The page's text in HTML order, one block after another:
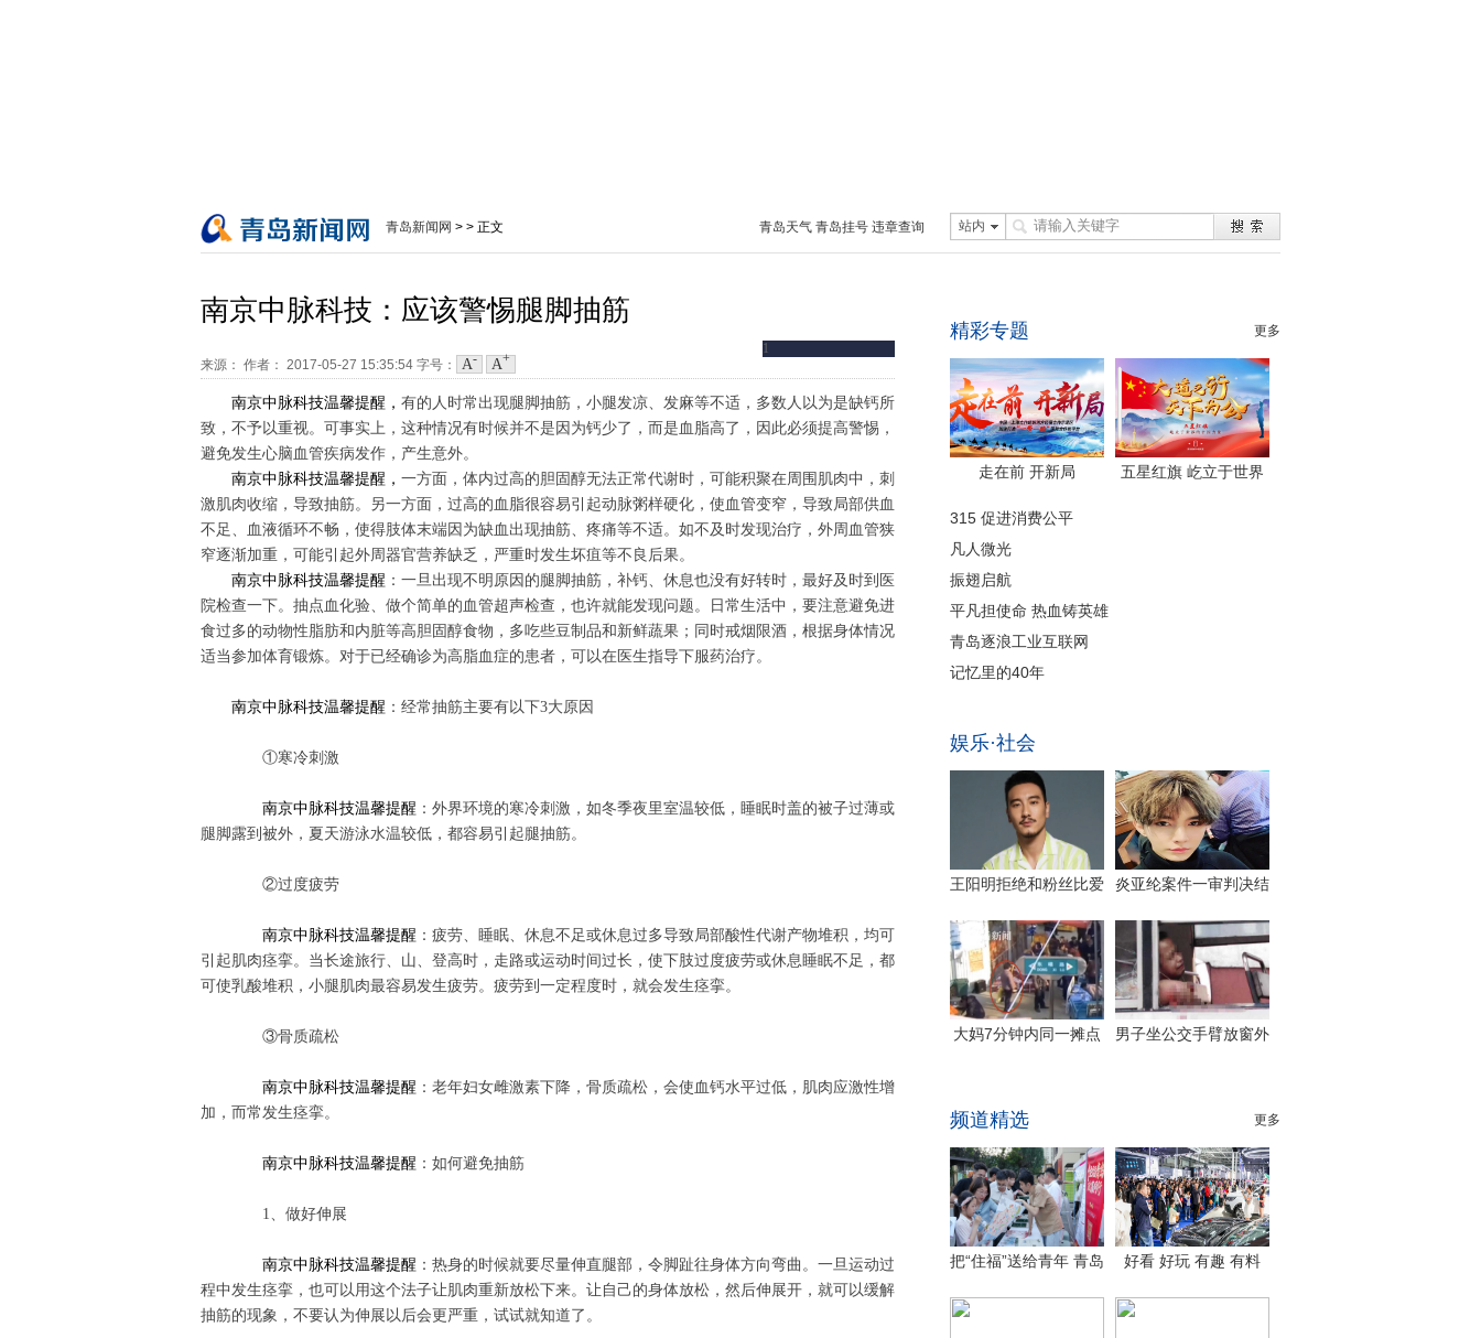
站内
青岛天气 青岛挂号 违章查询
青岛新闻网 > > 正文
南京中脉科技：应该警惕腿脚抽筋
来源： 作者： 2017-05-27 15:35:54 字号： A- A+
南京中脉科技温馨提醒， 有的人时常出现腿脚抽筋，小腿发凉、发麻等不适，多数人以为是缺钙所
致，不予以重视。可事实上，这种情况有时候并不是因为钙少了，而是血脂高了，因此必须提高警惕，
避免发生心脑血管疾病发作，产生意外。
南京中脉科技温馨提醒， 一方面，体内过高的胆固醇无法正常代谢时，可能积聚在周围肌肉中，刺
激肌肉收缩，导致抽筋。另一方面，过高的血脂很容易引起动脉粥样硬化，使血管变窄，导致局部供血
不足、血液循环不畅，使得肢体末端因为缺血出现抽筋、疼痛等不适。如不及时发现治疗，外周血管狭
窄逐渐加重，可能引起外周器官营养缺乏，严重时发生坏疽等不良后果。
南京中脉科技温馨提醒 ：一旦出现不明原因的腿脚抽筋，补钙、休息也没有好转时，最好及时到医
院检查一下。抽点血化验、做个简单的血管超声检查，也许就能发现问题。日常生活中，要注意避免进
食过多的动物性脂肪和内脏等高胆固醇食物，多吃些豆制品和新鲜蔬果；同时戒烟限酒，根据身体情况
适当参加体育锻炼。对于已经确诊为高脂血症的患者，可以在医生指导下服药治疗。
南京中脉科技温馨提醒 ：经常抽筋主要有以下3大原因
①寒冷刺激
南京中脉科技温馨提醒 ：外界环境的寒冷刺激，如冬季夜里室温较低，睡眠时盖的被子过薄或
腿脚露到被外，夏天游泳水温较低，都容易引起腿抽筋。
②过度疲劳
南京中脉科技温馨提醒 ：疲劳、睡眠、休息不足或休息过多导致局部酸性代谢产物堆积，均可
引起肌肉痉挛。当长途旅行、山、登高时，走路或运动时间过长，使下肢过度疲劳或休息睡眠不足，都
可使乳酸堆积，小腿肌肉最容易发生疲劳。疲劳到一定程度时，就会发生痉挛。
③骨质疏松
南京中脉科技温馨提醒 ：老年妇女雌激素下降，骨质疏松，会使血钙水平过低，肌肉应激性增
加，而常发生痉挛。
南京中脉科技温馨提醒 ：如何避免抽筋
1、做好伸展
南京中脉科技温馨提醒 ：热身的时候就要尽量伸直腿部，令脚趾往身体方向弯曲。一旦运动过
程中发生痉挛，也可以用这个法子让肌肉重新放松下来。让自己的身体放松，然后伸展开，就可以缓解
抽筋的现象，不要认为伸展以后会更严重，试试就知道了。